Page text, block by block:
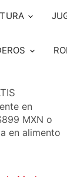
en
MXN o
en alimento